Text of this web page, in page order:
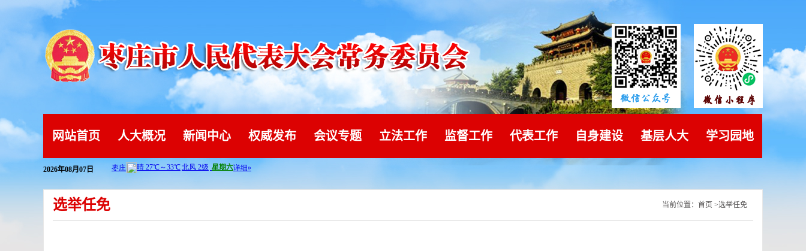
网站首页 人大概况 新闻中心 权威发布 会议专题 立法工作 监督工作 代表工作 自身建设 基层人大 学习园地
2026年08月07日
选举任免 当前位置： 首页 >选举任免